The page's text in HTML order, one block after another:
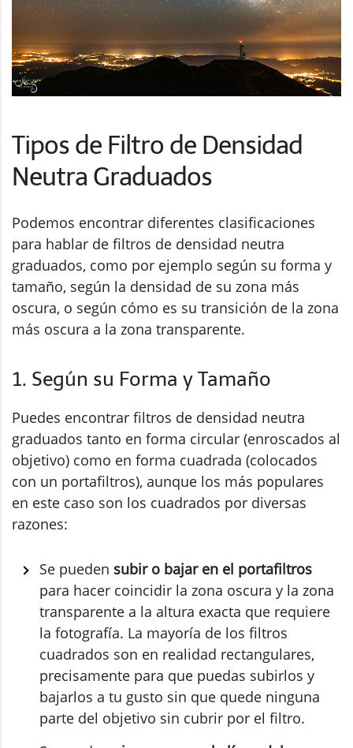
Tipos de Filtro de Densidad
Neutra Graduados
Podemos encontrar diferentes clasificaciones
para hablar de filtros de densidad neutra
graduados, como por ejemplo según su forma y
tamaño, según la densidad de su zona más
oscura, o según cómo es su transición de la zona
más oscura a la zona transparente.
1. Según su Forma y Tamaño
Puedes encontrar filtros de densidad neutra
graduados tanto en forma circular (enroscados al
objetivo) como en forma cuadrada (colocados
con un portafiltros), aunque los más populares
en este caso son los cuadrados por diversas
razones:
Se pueden subir o bajar en el portafiltros
para hacer coincidir la zona oscura y la zona
transparente a la altura exacta que requiere
la fotografía. La mayoría de los filtros
cuadrados son en realidad rectangulares,
precisamente para que puedas subirlos y
bajarlos a tu gusto sin que quede ninguna
parte del objetivo sin cubrir por el filtro.